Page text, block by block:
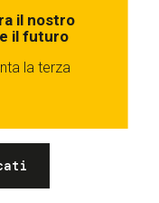
il nostro
il futuro
la terza